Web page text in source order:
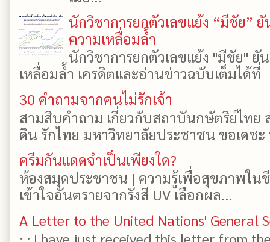
นักวิชาการยกตัวเลขแย้ง “มีชัย”
ความเหลื่อมล้ำ
นักวิชาการยกตัวเลขแย้ง "มีชัย"
เหลื่อมล้ำ เครดิตและอ่านข่าวฉบับเต็มได้
30 คำถามจากคนไม่รักเจ้า
สามสิบคำถาม เกี่ยวกับสถาบันกษัตริย์ไทย
ดิน รักไทย มหาวิทยาลัยประชาชน ขอเดช
ครีมกันแดดจำเป็นเพียงใด?
ห้องสมุดประชาชน | ความรู้เพื่อสุขภาพใน
เข้าใจอันตรายจากรังสี UV เลือกผล...
A Letter to the United Nations' General
: : I have just received this letter from